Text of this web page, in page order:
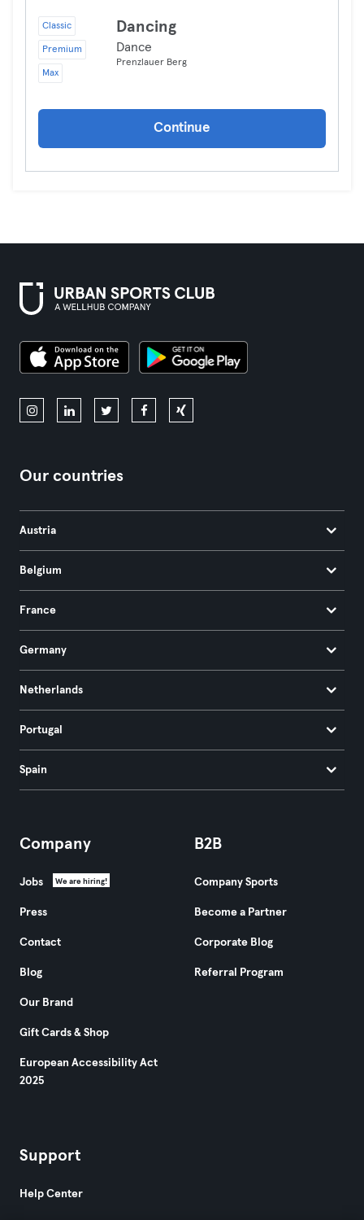
Classic
Premium
Max
Dancing
Dance
Prenzlauer Berg
Continue
Our countries
Austria
Belgium
France
Germany
Netherlands
Portugal
Spain
Company
Jobs We are hiring!
Press
Contact
Blog
Our Brand
Gift Cards & Shop
European Accessibility Act
2025
B2B
Company Sports
Become a Partner
Corporate Blog
Referral Program
Support
Help Center